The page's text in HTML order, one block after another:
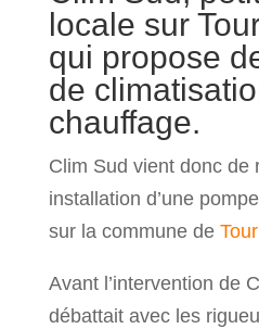
locale sur
qui propose
de
chauffage.
Clim Sud vient donc de
installation d’une
sur la commune de
Avant l’intervention de
débattait avec les